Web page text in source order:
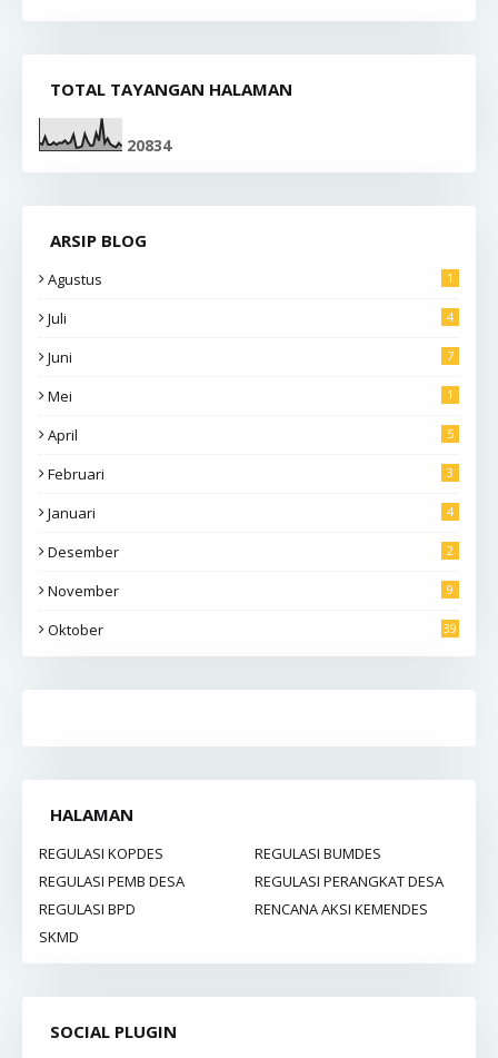
TOTAL TAYANGAN HALAMAN
20834
ARSIP BLOG
Agustus 1
Juli 4
Juni 7
Mei 1
April 5
Februari 3
Januari 4
Desember 2
November 9
Oktober 39
HALAMAN
REGULASI KOPDES
REGULASI BUMDES
REGULASI PEMB DESA
REGULASI PERANGKAT DESA
REGULASI BPD
RENCANA AKSI KEMENDES
SKMD
SOCIAL PLUGIN